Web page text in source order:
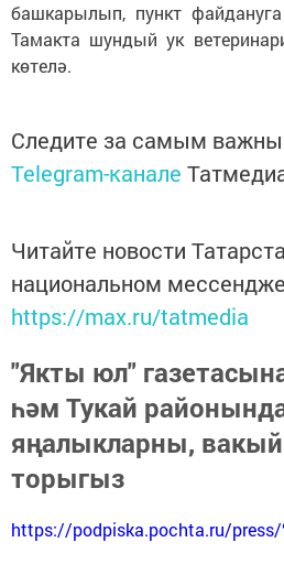
башкарылып, пункт
Тамакта шундый ук
көтелә.
Следите за самым
Telegram-канале
Читайте новости
национальном
https://max.ru/tatmedia
"Якты юл"
һәм Тукай
яңалыкларны,
торыгыз
https://podpiska.pochta.ru/press/